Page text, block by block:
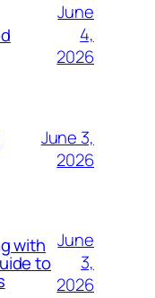
June
4,
2026
June 3,
2026
with
to
June
3,
2026